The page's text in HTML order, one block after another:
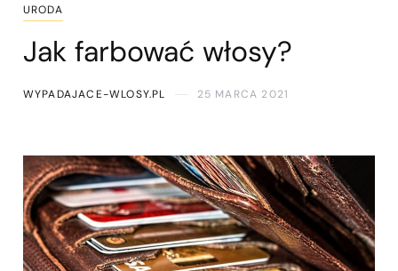
URODA
Jak farbować włosy?
WYPADAJACE-WLOSY.PL 25 MARCA 2021